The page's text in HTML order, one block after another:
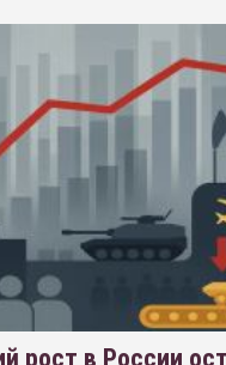
рост в России